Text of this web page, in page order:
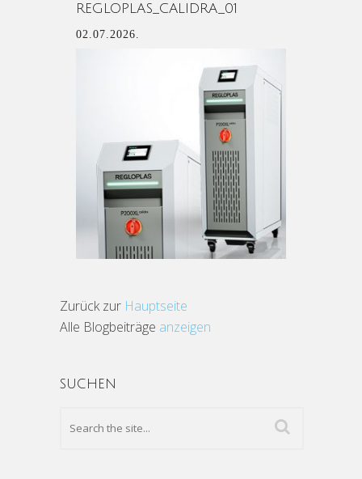
REGLOPLAS_CALIDRA_01
02.07.2026.
Zurück zur Hauptseite
Alle Blogbeiträge anzeigen
SUCHEN